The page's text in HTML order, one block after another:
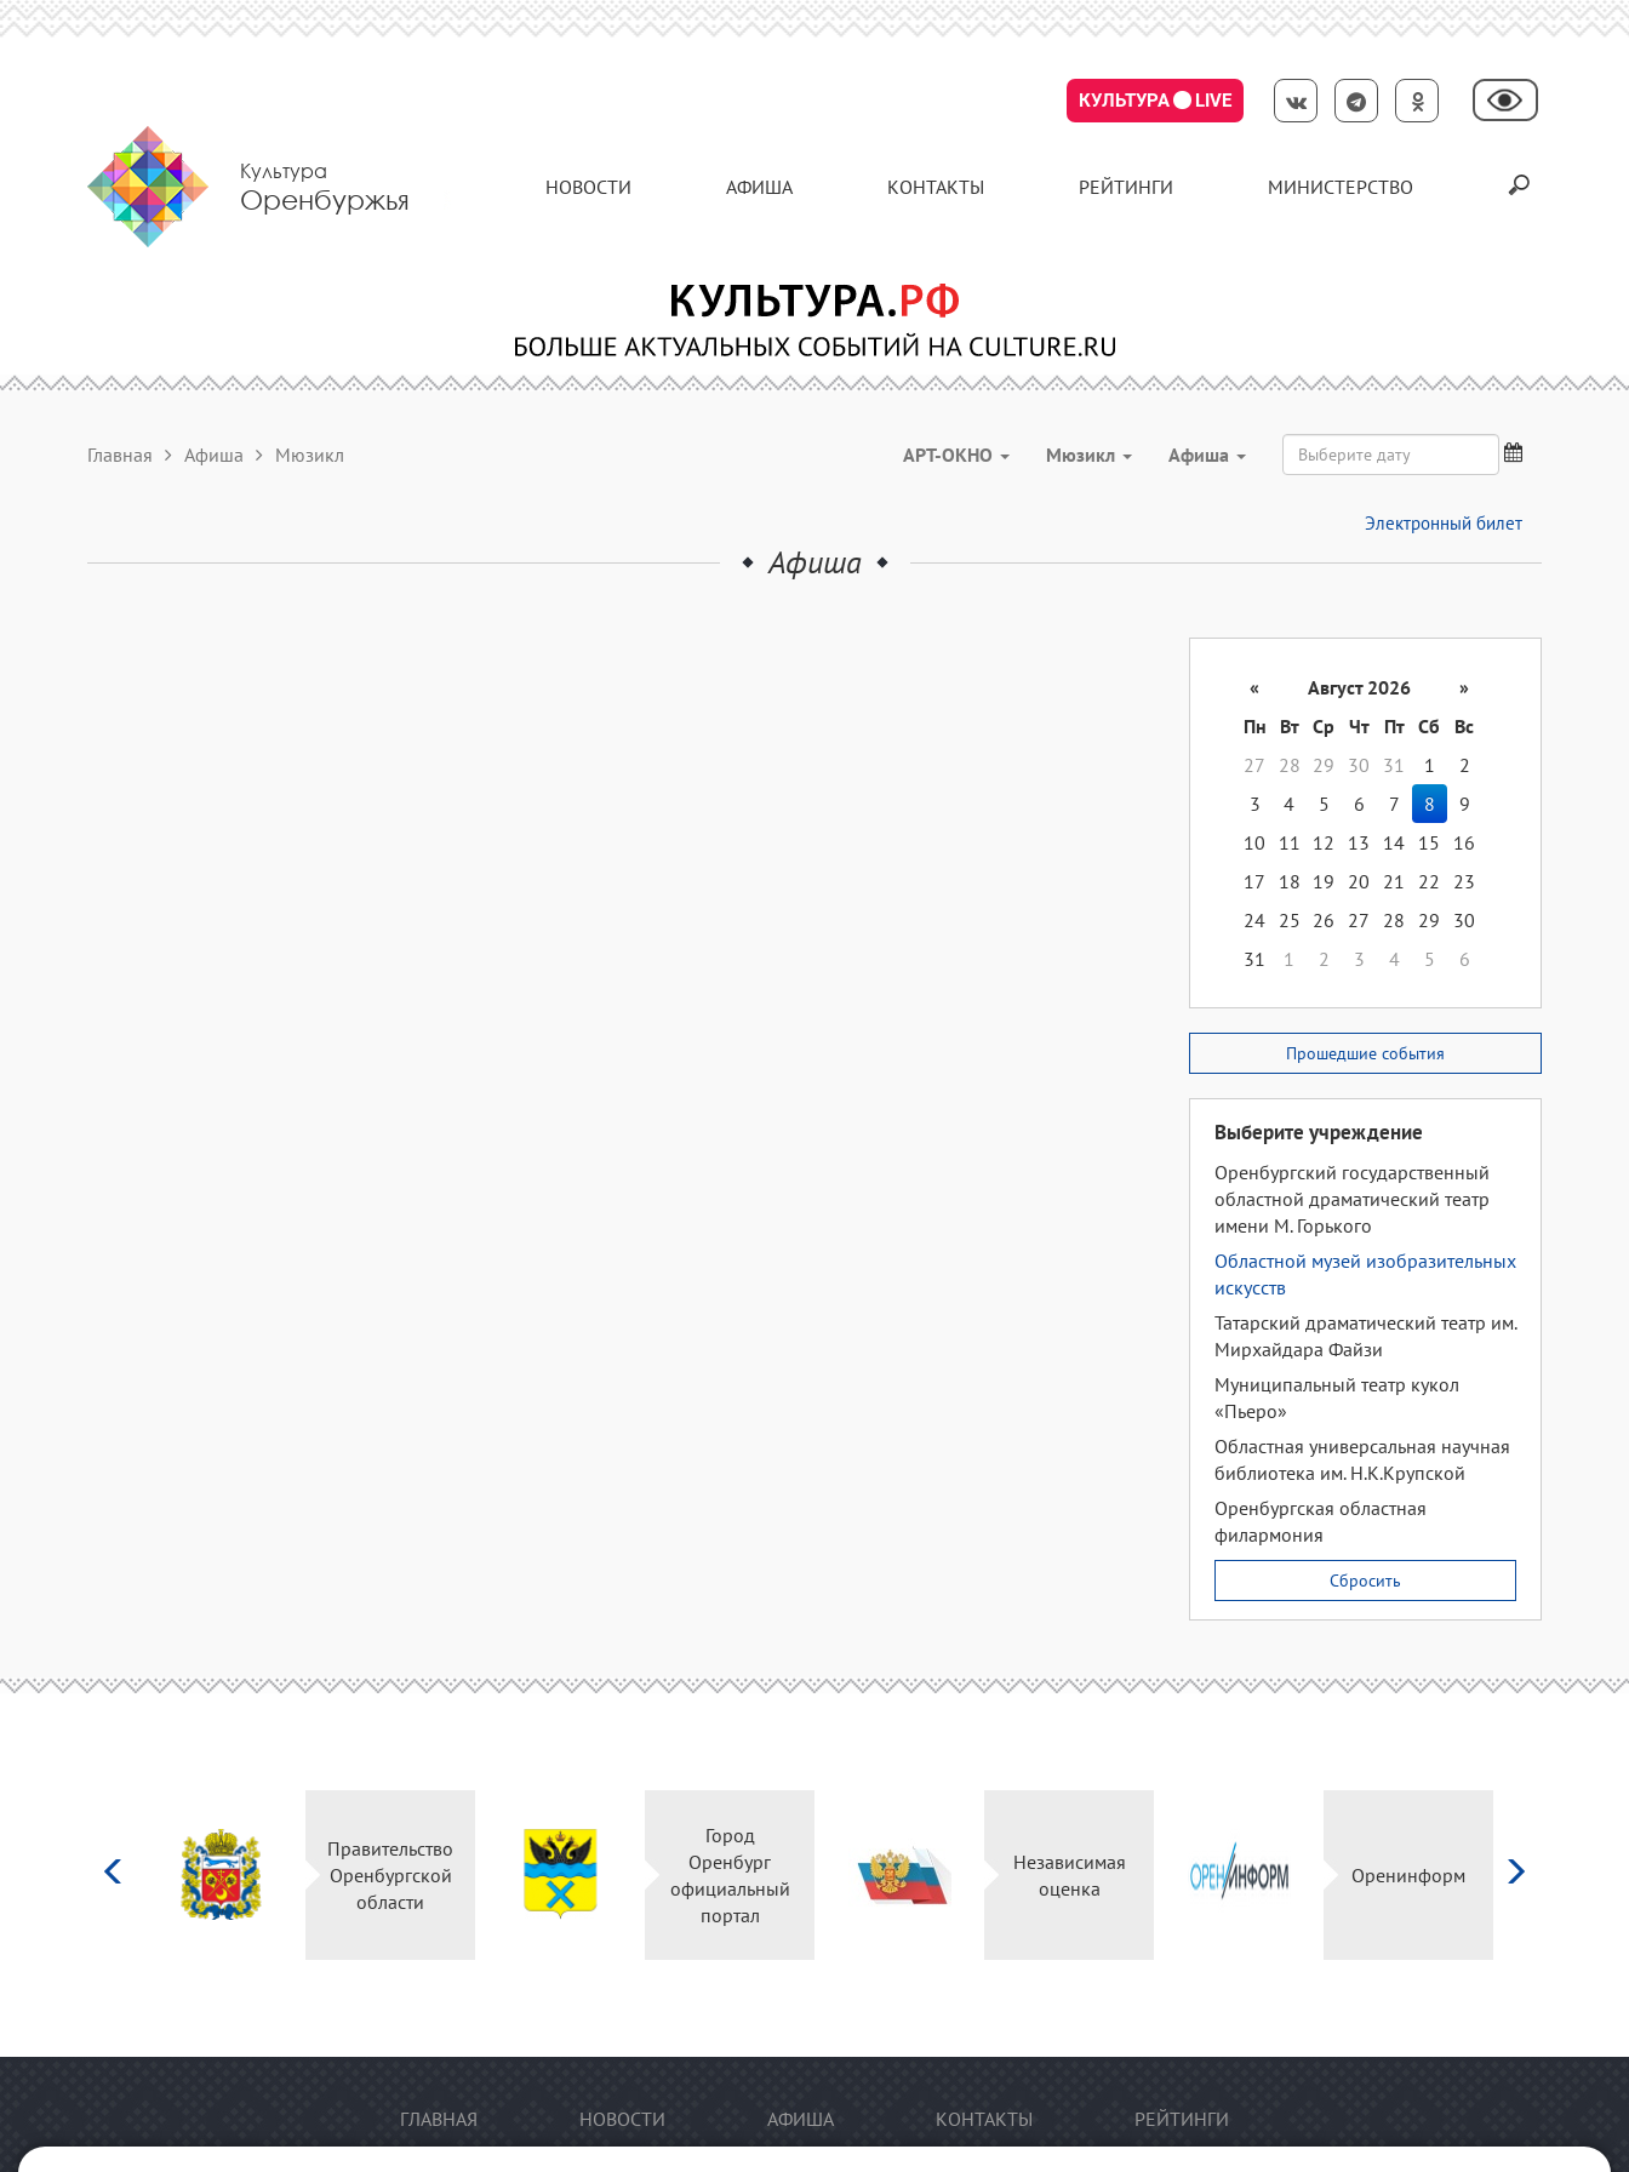
КУЛЬТУРА LIVE
Культура
Оренбуржья НОВОСТИ АФИША КОНТАКТЫ РЕЙТИНГИ МИНИСТЕРСТВО
Главная Афиша Мюзикл АРТ-ОКНО Мюзикл Aфиша
Электронный билет
Афиша
« Август 2026
»
Пн
Вт Ср Чт Пт Сб
Вс
27
28 29 30 31 1
2
3
4 5 6 7 8
9
10
11 12 13 14 15
16
17
18 19 20 21 22
23
24 25 26 27 28 29
30
31
1 2 3 4 5 6
Прошедшие события
Выберите учреждение
Оренбургский государственный
областной драматический театр
имени М. Горького
Областной музей изобразительных
искусств
Татарский драматический театр им.
Мирхайдара Файзи
Муниципальный театр кукол
«Пьеро»
Областная универсальная научная
библиотека им. Н.К.Крупской
Оренбургская областная
филармония
Сбросить
Правительство
Оренбургской
области
Город
Оренбург
официальный
портал
Независимая
оценка
Оренинформ
ГЛАВНАЯ НОВОСТИ АФИША КОНТАКТЫ РЕЙТИНГИ